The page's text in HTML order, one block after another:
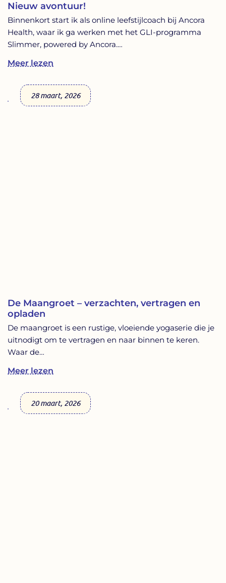
Nieuw avontuur!
Binnenkort start ik als online leefstijlcoach bij Ancora
Health, waar ik ga werken met het GLI-programma
Slimmer, powered by Ancora.…
Meer lezen
28 maart, 2026
De Maangroet – verzachten, vertragen en
opladen
De maangroet is een rustige, vloeiende yogaserie die je
uitnodigt om te vertragen en naar binnen te keren.
Waar de…
Meer lezen
20 maart, 2026